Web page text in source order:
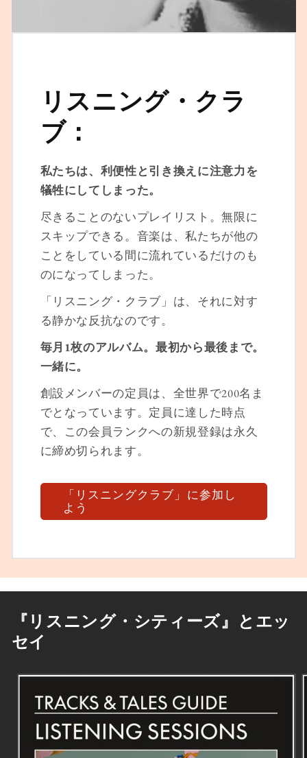
リスニング・クラ
ブ：
私たちは、利便性と引き換えに注意力を
犠牲にしてしまった。
尽きることのないプレイリスト。無限に
スキップできる。音楽は、私たちが他の
ことをしている間に流れているだけのも
のになってしまった。
「リスニング・クラブ」は、それに対す
る静かな反抗なのです。
毎月1枚のアルバム。最初から最後まで。
一緒に。
創設メンバーの定員は、全世界で200名ま
でとなっています。定員に達した時点
で、この会員ランクへの新規登録は永久
に締め切られます。
「リスニングクラブ」に参加し
よう
『リスニング・シティーズ』とエッ
セイ